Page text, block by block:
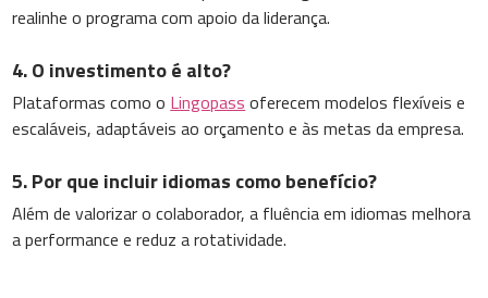
realinhe o programa com apoio da liderança.
4. O investimento é alto?
Plataformas como o Lingopass oferecem modelos flexíveis e
escaláveis, adaptáveis ao orçamento e às metas da empresa.
5. Por que incluir idiomas como benefício?
Além de valorizar o colaborador, a fluência em idiomas melhora
a performance e reduz a rotatividade.